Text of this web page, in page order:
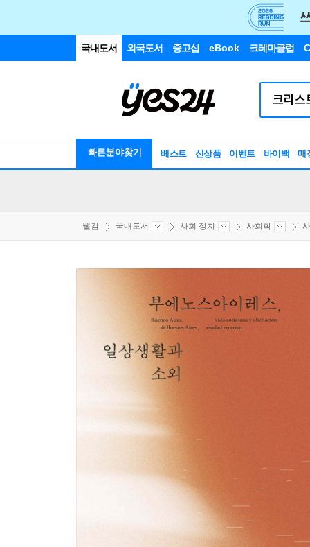
국내도서 외국도서 중고샵 eBook 크레마클럽
빠른분야찾기 베스트 신상품 이벤트 바이백 매
웰컴 국내도서 사회 정치 사회학